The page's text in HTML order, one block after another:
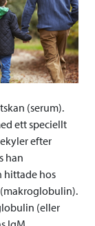
(serum).
ett speciellt
efter
han
hittade hos
(eller